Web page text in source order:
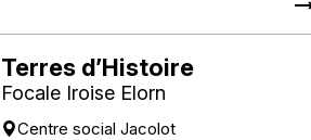
Terres d’Histoire
Focale Iroise Elorn
Centre social Jacolot